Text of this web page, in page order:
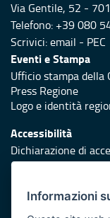
Via Gentile, 52 -
Telefono: +39 080
Scrivici:email - PEC
Eventi e Stampa
Ufficio stampa della
Press Regione
Logo e identità
Accessibilità
Dichiarazione di
Obiettivi di
Redazione
Informazioni